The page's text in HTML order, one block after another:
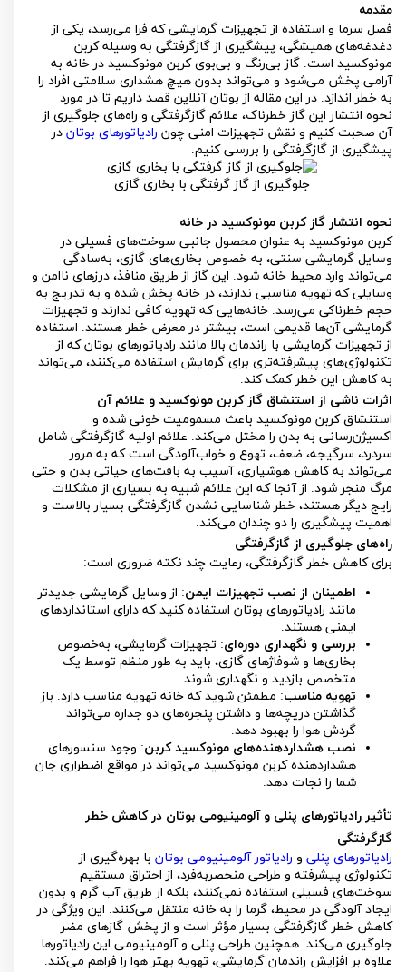
مقدمه
فصل سرما و استفاده از تجهیزات گرمایشی که فرا می‌رسد، یکی از
دغدغه‌های همیشگی، پیشگیری از گازگرفتگی به وسیله کربن
مونوکسید است. گاز بی‌رنگ و بی‌بوی کربن مونوکسید در خانه به
آرامی پخش می‌شود و می‌تواند بدون هیچ هشداری سلامتی افراد را
به خطر اندازد. در این مقاله از بوتان آنلاین قصد داریم تا در مورد
نحوه انتشار این گاز خطرناک، علائم گازگرفتگی و راه‌های جلوگیری از
آن صحبت کنیم و نقش تجهیزات امنی چون رادیاتورهای بوتان در
پیشگیری از گازگرفتگی را بررسی کنیم.
جلوگیری از گاز گرفتگی با بخاری گازی
نحوه انتشار گاز کربن مونوکسید در خانه
کربن مونوکسید به عنوان محصول جانبی سوخت‌های فسیلی در
وسایل گرمایشی سنتی، به خصوص بخاری‌های گازی، به‌سادگی
می‌تواند وارد محیط خانه شود. این گاز از طریق منافذ، درزهای ناامن و
وسایلی که تهویه مناسبی ندارند، در خانه پخش شده و به تدریج به
حجم خطرناکی می‌رسد. خانه‌هایی که تهویه کافی ندارند و تجهیزات
گرمایشی آن‌ها قدیمی است، بیشتر در معرض خطر هستند. استفاده
از تجهیزات گرمایشی با راندمان بالا مانند رادیاتورهای بوتان که از
تکنولوژی‌های پیشرفته‌تری برای گرمایش استفاده می‌کنند، می‌تواند
به کاهش این خطر کمک کند.
اثرات ناشی از استنشاق گاز کربن مونوکسید و علائم آن
استنشاق کربن مونوکسید باعث مسمومیت خونی شده و
اکسیژن‌رسانی به بدن را مختل می‌کند. علائم اولیه گازگرفتگی شامل
سردرد، سرگیجه، ضعف، تهوع و خواب‌آلودگی است که به مرور
می‌تواند به کاهش هوشیاری، آسیب به بافت‌های حیاتی بدن و حتی
مرگ منجر شود. از آنجا که این علائم شبیه به بسیاری از مشکلات
رایج دیگر هستند، خطر شناسایی نشدن گازگرفتگی بسیار بالاست و
اهمیت پیشگیری را دو چندان می‌کند.
راه‌های جلوگیری از گازگرفتگی
برای کاهش خطر گازگرفتگی، رعایت چند نکته ضروری است:
اطمینان از نصب تجهیزات ایمن: از وسایل گرمایشی جدیدتر
مانند رادیاتورهای بوتان استفاده کنید که دارای استانداردهای
ایمنی هستند.
بررسی و نگهداری دوره‌ای: تجهیزات گرمایشی، به‌خصوص
بخاری‌ها و شوفاژهای گازی، باید به طور منظم توسط یک
متخصص بازدید و نگهداری شوند.
تهویه مناسب: مطمئن شوید که خانه تهویه مناسب دارد. باز
گذاشتن دریچه‌ها و داشتن پنجره‌های دو جداره می‌تواند
گردش هوا را بهبود دهد.
نصب هشداردهنده‌های مونوکسید کربن: وجود سنسورهای
هشداردهنده کربن مونوکسید می‌تواند در مواقع اضطراری جان
شما را نجات دهد.
تأثیر رادیاتورهای پنلی و آلومینیومی بوتان در کاهش خطر
گازگرفتگی
رادیاتورهای پنلی و رادیاتور آلومینیومی بوتان با بهره‌گیری از
تکنولوژی پیشرفته و طراحی منحصربه‌فرد، از احتراق مستقیم
سوخت‌های فسیلی استفاده نمی‌کنند، بلکه از طریق آب گرم و بدون
ایجاد آلودگی در محیط، گرما را به خانه منتقل می‌کنند. این ویژگی در
کاهش خطر گازگرفتگی بسیار مؤثر است و از پخش گازهای مضر
جلوگیری می‌کند. همچنین طراحی پنلی و آلومینیومی این رادیاتورها
علاوه بر افزایش راندمان گرمایشی، تهویه بهتر هوا را فراهم می‌کند.